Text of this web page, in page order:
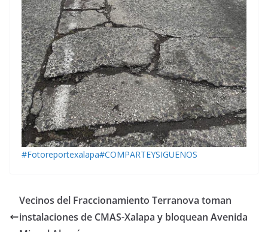
#Fotoreportexalapa#COMPARTEYSIGUENOS
Vecinos del Fraccionamiento Terranova toman
instalaciones de CMAS-Xalapa y bloquean Avenida